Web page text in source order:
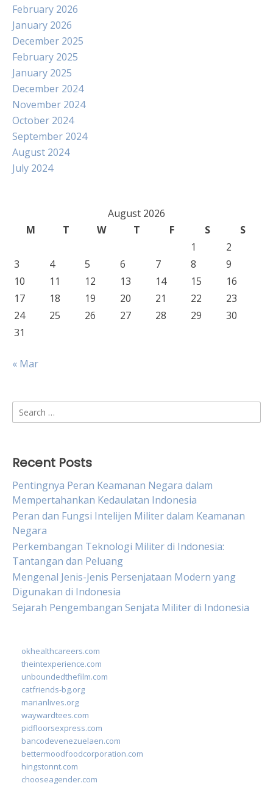
February 2026
January 2026
December 2025
February 2025
January 2025
December 2024
November 2024
October 2024
September 2024
August 2024
July 2024
August 2026
M
T W T F S
S
1
2
3
4 5 6 7 8
9
10
11 12 13 14 15
16
17
18 19 20 21 22
23
24
25 26 27 28 29
30
31
« Mar
Search
for:
Recent Posts
Pentingnya Peran Keamanan Negara dalam
Mempertahankan Kedaulatan Indonesia
Peran dan Fungsi Intelijen Militer dalam Keamanan
Negara
Perkembangan Teknologi Militer di Indonesia:
Tantangan dan Peluang
Mengenal Jenis-Jenis Persenjataan Modern yang
Digunakan di Indonesia
Sejarah Pengembangan Senjata Militer di Indonesia
okhealthcareers.com
theintexperience.com
unboundedthefilm.com
catfriends-bg.org
marianlives.org
waywardtees.com
pidfloorsexpress.com
bancodevenezuelaen.com
bettermoodfoodcorporation.com
hingstonnt.com
chooseagender.com